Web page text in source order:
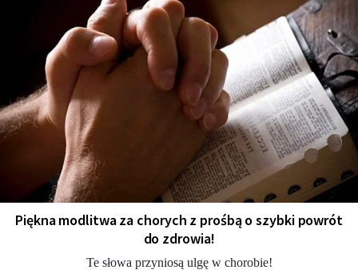
Piękna modlitwa za chorych z prośbą o szybki powrót
do zdrowia!
Te słowa przyniosą ulgę w chorobie!